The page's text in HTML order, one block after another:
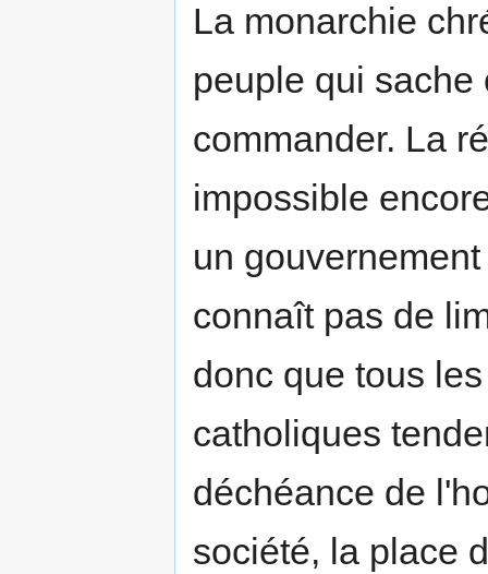
La monarchie
peuple qui sache
commander. La
impossible
un
connaît pas de
donc que tous
catholiques
déchéance de
société, la place